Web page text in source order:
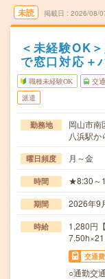
未読 掲載日 2026/08/
＜未経験OK
で窓口対応＋
職種未経験OK 交
派遣
勤務地
岡山市南
八浜駅か
曜日頻度 月～金
時間 ★8:30～
期間 2026年9
時給
1,280円
交通費
○通勤交